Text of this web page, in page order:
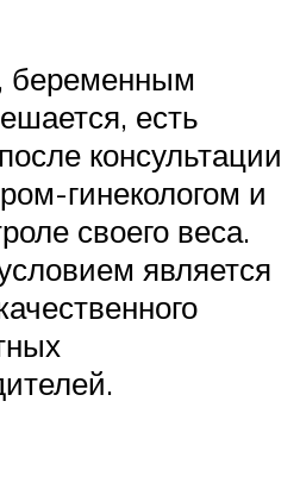
беременным
есть
консультации
гинекологом и
своего веса.
является